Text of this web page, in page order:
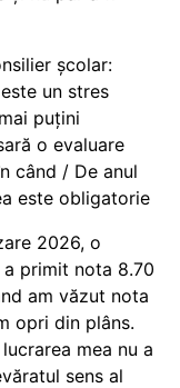
școlar:
un stres
puțini
o evaluare
când / De anul
este obligatorie
2026, o
primit nota 8.70
am văzut nota
opri din plâns.
mea nu a
sens al